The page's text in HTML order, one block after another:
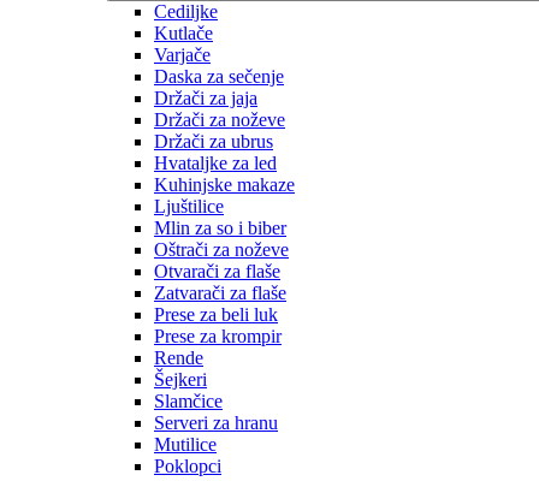
Cediljke
Kutlače
Varjače
Daska za sečenje
Držači za jaja
Držači za noževe
Držači za ubrus
Hvataljke za led
Kuhinjske makaze
Ljuštilice
Mlin za so i biber
Oštrači za noževe
Otvarači za flaše
Zatvarači za flaše
Prese za beli luk
Prese za krompir
Rende
Šejkeri
Slamčice
Serveri za hranu
Mutilice
Poklopci